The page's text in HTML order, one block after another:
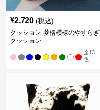
¥2,720 (税込)
クッション 菱格模様のやすらぎ
クッション
全13
色